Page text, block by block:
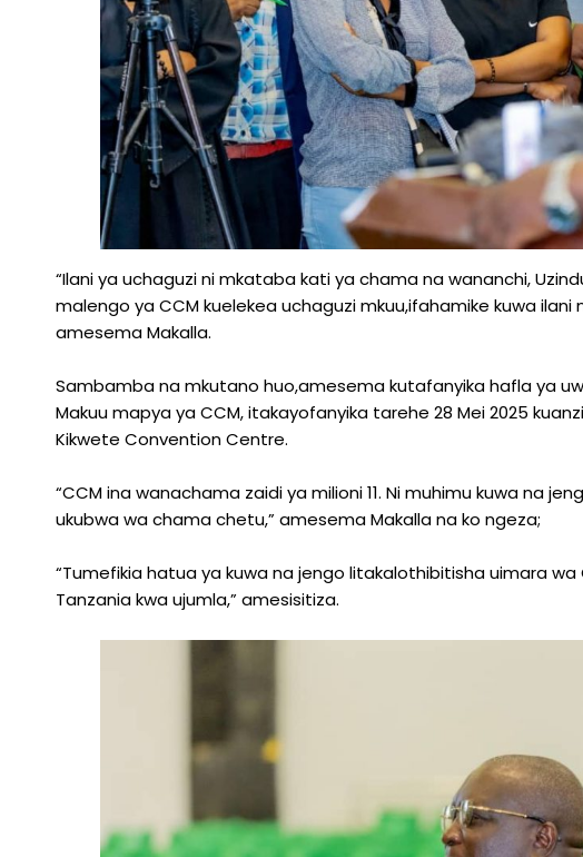
“Ilani ya uchaguzi ni mkataba kati ya chama na wananchi,
malengo ya CCM kuelekea uchaguzi mkuu,ifahamike kuwa ilani
amesema Makalla.
Sambamba na mkutano huo,amesema kutafanyika hafla ya
Makuu mapya ya CCM, itakayofanyika tarehe 28 Mei 2025
Kikwete Convention Centre.
“CCM ina wanachama zaidi ya milioni 11. Ni muhimu kuwa na
ukubwa wa chama chetu,” amesema Makalla na ko ngeza;
“Tumefikia hatua ya kuwa na jengo litakalothibitisha uimara
Tanzania kwa ujumla,” amesisitiza.